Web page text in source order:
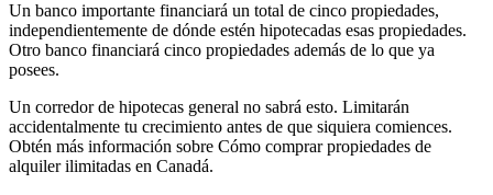
Un banco importante financiará un total de cinco propiedades,
independientemente de dónde estén hipotecadas esas propiedades.
Otro banco financiará cinco propiedades además de lo que ya
posees.
Un corredor de hipotecas general no sabrá esto. Limitarán
accidentalmente tu crecimiento antes de que siquiera comiences.
Obtén más información sobre Cómo comprar propiedades de
alquiler ilimitadas en Canadá.